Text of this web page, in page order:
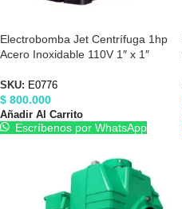
Electrobomba Jet Centrífuga 1hp
Acero Inoxidable 110V 1″ x 1″
SKU: E0776
$ 800.000
Añadir Al Carrito
Escríbenos por WhatsApp